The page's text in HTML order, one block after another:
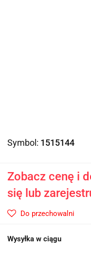
Symbol: 1515144
Zobacz cenę i
się lub
Do przechowalni
Wysyłka w ciągu